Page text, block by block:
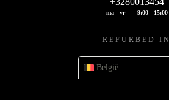
ma - vr 9:00 - 15:00
REFURBED IN
België